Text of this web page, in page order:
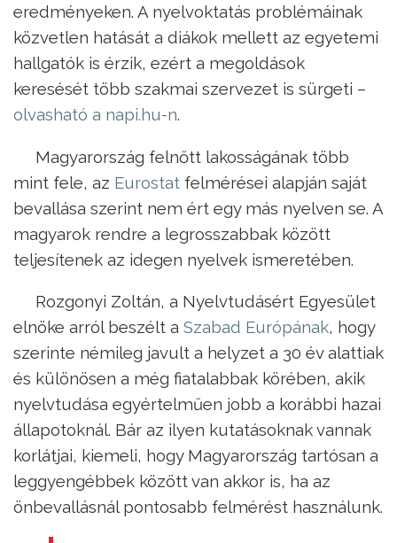
eredményeken. A nyelvoktatás problémáinak
közvetlen hatását a diákok mellett az egyetemi
hallgatók is érzik, ezért a megoldások
keresését több szakmai szervezet is sürgeti –
olvasható a napi.hu-n.
Magyarország felnőtt lakosságának több
mint fele, az Eurostat felmérései alapján saját
bevallása szerint nem ért egy más nyelven se. A
magyarok rendre a legrosszabbak között
teljesítenek az idegen nyelvek ismeretében.
Rozgonyi Zoltán, a Nyelvtudásért Egyesület
elnöke arról beszélt a Szabad Európának, hogy
szerinte némileg javult a helyzet a 30 év alattiak
és különösen a még fiatalabbak körében, akik
nyelvtudása egyértelműen jobb a korábbi hazai
állapotoknál. Bár az ilyen kutatásoknak vannak
korlátjai, kiemeli, hogy Magyarország tartósan a
leggyengébbek között van akkor is, ha az
önbevallásnál pontosabb felmérést használunk.